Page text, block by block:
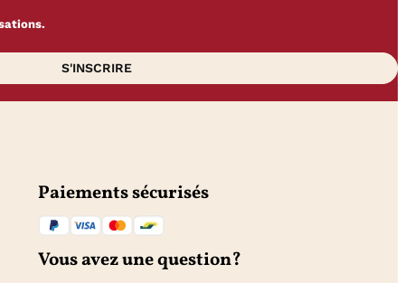
Paiements sécurisés
Vous avez une question?